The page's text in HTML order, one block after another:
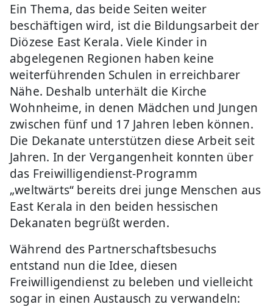
Ein Thema, das beide Seiten weiter
beschäftigen wird, ist die Bildungsarbeit der
Diözese East Kerala. Viele Kinder in
abgelegenen Regionen haben keine
weiterführenden Schulen in erreichbarer
Nähe. Deshalb unterhält die Kirche
Wohnheime, in denen Mädchen und Jungen
zwischen fünf und 17 Jahren leben können.
Die Dekanate unterstützen diese Arbeit seit
Jahren. In der Vergangenheit konnten über
das Freiwilligendienst-Programm
„weltwärts“ bereits drei junge Menschen aus
East Kerala in den beiden hessischen
Dekanaten begrüßt werden.
Während des Partnerschaftsbesuchs
entstand nun die Idee, diesen
Freiwilligendienst zu beleben und vielleicht
sogar in einen Austausch zu verwandeln: